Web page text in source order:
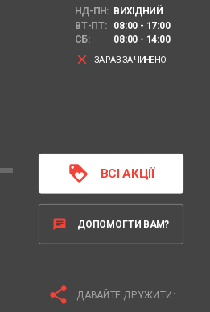
НД-ПН: ВИХІДНИЙ
ВТ-ПТ:
08:00 - 17:00
СБ:
08:00 - 14:00
clear ЗАРАЗ ЗАЧИНЕНО
loyalty ВСІ АКЦІЇ
chat ДОПОМОГТИ ВАМ?
share ДАВАЙТЕ ДРУЖИТИ: